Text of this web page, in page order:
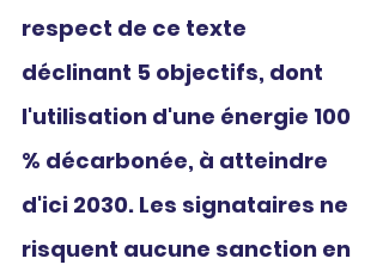
respect de ce texte
déclinant 5 objectifs, dont
l'utilisation d'une énergie 100
% décarbonée, à atteindre
d'ici 2030. Les signataires ne
risquent aucune sanction en